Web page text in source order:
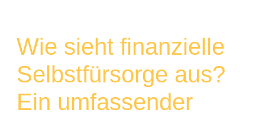
Wie sieht finanzielle
Selbstfürsorge aus?
Ein umfassender